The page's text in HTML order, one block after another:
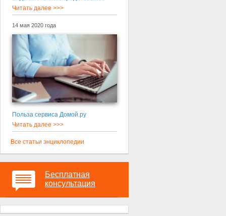
Читать далее >>>
14 мая 2020 года
Польза сервиса Домой.ру
Читать далее >>>
Все статьи энциклопедии
Бесплатная
консультация